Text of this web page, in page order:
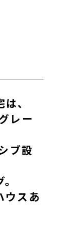
、
レー
ブ設
ウスあ